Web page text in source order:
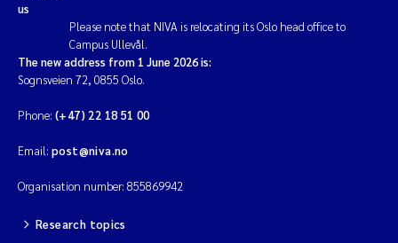
us
Please note that NIVA is relocating its Oslo head office to
Campus Ullevål.
The new address from 1 June 2026 is:
Sognsveien 72, 0855 Oslo.
Phone: (+47) 22 18 51 00
Email: post@niva.no
Organisation number: 855869942
Research topics